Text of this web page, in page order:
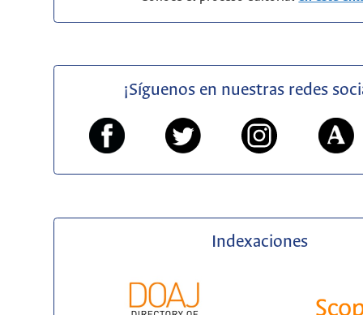
¡Síguenos en nuestras redes
Indexaciones